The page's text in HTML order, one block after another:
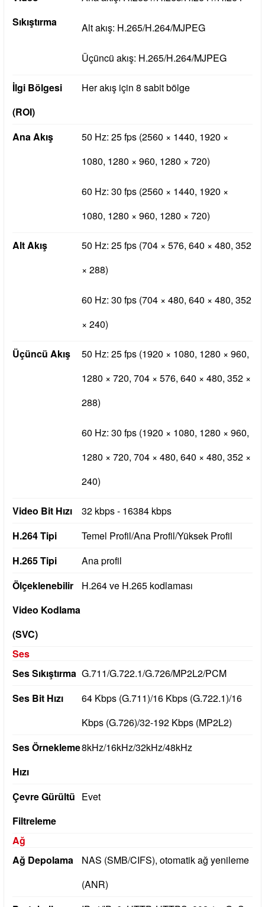
Sıkıştırma
Alt akış: H.265/H.264/MJPEG
Üçüncü akış: H.265/H.264/MJPEG
İlgi Bölgesi
(ROI)
Her akış için 8 sabit bölge
Ana Akış
50 Hz: 25 fps (2560 × 1440, 1920 ×
1080, 1280 × 960, 1280 × 720)
60 Hz: 30 fps (2560 × 1440, 1920 ×
1080, 1280 × 960, 1280 × 720)
Alt Akış
50 Hz: 25 fps (704 × 576, 640 × 480, 352
× 288)
60 Hz: 30 fps (704 × 480, 640 × 480, 352
× 240)
Üçüncü Akış
50 Hz: 25 fps (1920 × 1080, 1280 × 960,
1280 × 720, 704 × 576, 640 × 480, 352 ×
288)
60 Hz: 30 fps (1920 × 1080, 1280 × 960,
1280 × 720, 704 × 480, 640 × 480, 352 ×
240)
Video Bit Hızı
32 kbps - 16384 kbps
H.264 Tipi
Temel Profil/Ana Profil/Yüksek Profil
H.265 Tipi
Ana profil
Ölçeklenebilir
Video Kodlama
(SVC)
H.264 ve H.265 kodlaması
Ses
Ses Sıkıştırma G.711/G.722.1/G.726/MP2L2/PCM
Ses Bit Hızı
64 Kbps (G.711)/16 Kbps (G.722.1)/16
Kbps (G.726)/32-192 Kbps (MP2L2)
Ses Örnekleme
Hızı
8kHz/16kHz/32kHz/48kHz
Çevre Gürültü
Filtreleme
Evet
Ağ
Ağ Depolama
NAS (SMB/CIFS), otomatik ağ yenileme
(ANR)